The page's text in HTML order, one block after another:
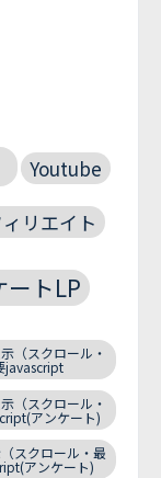
Youtube
リエイト
ートLP
（スクロール・
javascript
（スクロール・
アンケート)
スクロール・最
アンケート)